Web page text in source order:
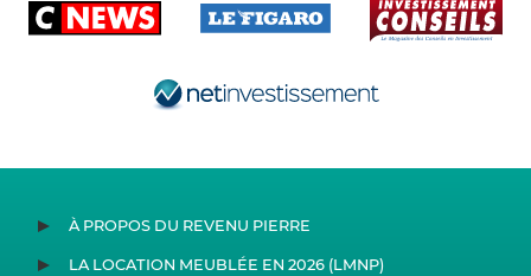
À PROPOS DU REVENU PIERRE
LA LOCATION MEUBLÉE EN 2026 (LMNP)